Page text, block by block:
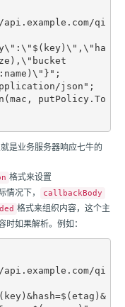
qi
json";
putPolicy.To
是业务服务器响应七牛的
格式来设置
况下， callbackBody
格式来组织内容，这个主
时如果解析。例如：
qi